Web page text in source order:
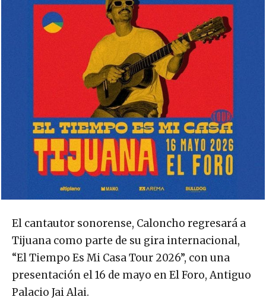
El cantautor sonorense, Caloncho regresará a
Tijuana como parte de su gira internacional,
“El Tiempo Es Mi Casa Tour 2026”, con una
presentación el 16 de mayo en El Foro, Antiguo
Palacio Jai Alai.